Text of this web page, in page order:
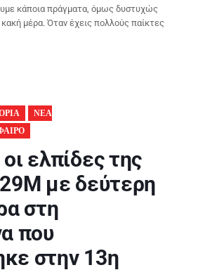
κάποια πράγματα, όμως δυστυχώς
μέρα. Όταν έχεις πολλούς παίκτες
ΝΕΑ
ελπίδες της
με δεύτερη
στη
που
στην 13η